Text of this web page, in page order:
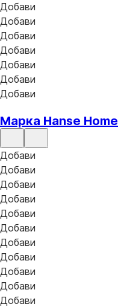
Добави
Добави
Добави
Добави
Добави
Добави
Добави
Марка Hanse Home
Добави
Добави
Добави
Добави
Добави
Добави
Добави
Добави
Добави
Добави
Добави